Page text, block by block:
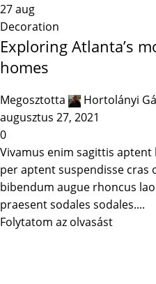
27aug
Decoration
Exploring Atlanta’s
homes
Megosztotta
Hortolányi
augusztus 27, 2021
0
Vivamus enim sagittis aptent
per aptent suspendisse cras
bibendum augue rhoncus
praesent sodales sodales....
Folytatom az olvasást